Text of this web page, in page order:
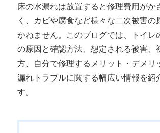
床の水漏れは放置すると修理費用がか
く、カビや腐食など様々な二次被害の
かねません。このブログでは、トイレ
の原因と確認方法、想定される被害、
方、自分で修理するメリット・デメリ
漏れトラブルに関する幅広い情報を紹
す。